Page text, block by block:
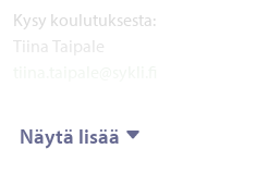
Kysy koulutuksesta:
Tiina Taipale
Näytä lisää